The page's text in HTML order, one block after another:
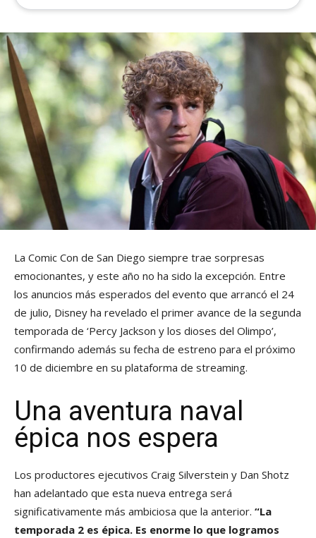
La Comic Con de San Diego siempre trae sorpresas
emocionantes, y este año no ha sido la excepción. Entre
los anuncios más esperados del evento que arrancó el 24
de julio, Disney ha revelado el primer avance de la segunda
temporada de ‘Percy Jackson y los dioses del Olimpo’,
confirmando además su fecha de estreno para el próximo
10 de diciembre en su plataforma de streaming.
Una aventura naval
épica nos espera
Los productores ejecutivos Craig Silverstein y Dan Shotz
han adelantado que esta nueva entrega será
significativamente más ambiciosa que la anterior. “La
temporada 2 es épica. Es enorme lo que logramos